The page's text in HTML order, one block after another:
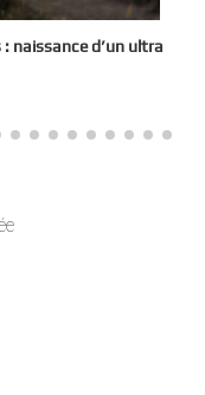
naissance d’un ultra